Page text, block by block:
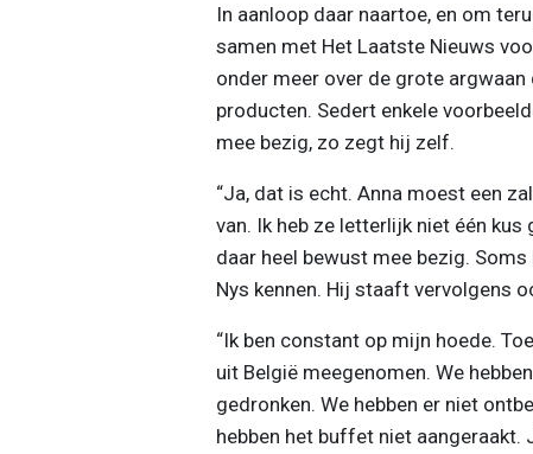
In aanloop daar naartoe, en om
samen met Het Laatste Nieuws
onder meer over de grote
producten. Sedert enkele
mee bezig, zo zegt hij zelf.
“Ja, dat is echt. Anna moest een
van. Ik heb ze letterlijk niet één
daar heel bewust mee bezig.
Nys kennen. Hij staaft vervolgens
“Ik ben constant op mijn hoede.
uit België meegenomen. We
gedronken. We hebben er niet
hebben het buffet niet aangeraakt.